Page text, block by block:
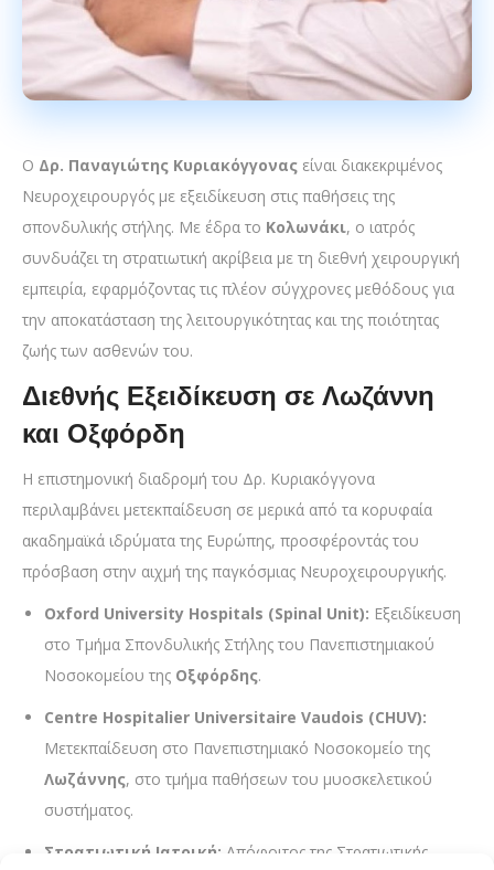
Ο Δρ. Παναγιώτης Κυριακόγγονας είναι διακεκριμένος
Νευροχειρουργός με εξειδίκευση στις παθήσεις της
σπονδυλικής στήλης. Με έδρα το Κολωνάκι, ο ιατρός
συνδυάζει τη στρατιωτική ακρίβεια με τη διεθνή χειρουργική
εμπειρία, εφαρμόζοντας τις πλέον σύγχρονες μεθόδους για
την αποκατάσταση της λειτουργικότητας και της ποιότητας
ζωής των ασθενών του.
Διεθνής Εξειδίκευση σε Λωζάννη
και Οξφόρδη
Η επιστημονική διαδρομή του Δρ. Κυριακόγγονα
περιλαμβάνει μετεκπαίδευση σε μερικά από τα κορυφαία
ακαδημαϊκά ιδρύματα της Ευρώπης, προσφέροντάς του
πρόσβαση στην αιχμή της παγκόσμιας Νευροχειρουργικής.
Oxford University Hospitals (Spinal Unit): Εξειδίκευση
στο Τμήμα Σπονδυλικής Στήλης του Πανεπιστημιακού
Νοσοκομείου της Οξφόρδης.
Centre Hospitalier Universitaire Vaudois (CHUV):
Μετεκπαίδευση στο Πανεπιστημιακό Νοσοκομείο της
Λωζάννης, στο τμήμα παθήσεων του μυοσκελετικού
συστήματος.
Στρατιωτική Ιατρική: Απόφοιτος της Στρατιωτικής